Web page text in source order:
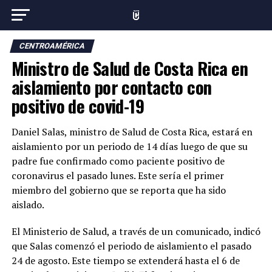
CENTROAMÉRICA
Ministro de Salud de Costa Rica en
aislamiento por contacto con
positivo de covid-19
Daniel Salas, ministro de Salud de Costa Rica, estará en
aislamiento por un periodo de 14 días luego de que su
padre fue confirmado como paciente positivo de
coronavirus el pasado lunes. Este sería el primer
miembro del gobierno que se reporta que ha sido
aislado.
El Ministerio de Salud, a través de un comunicado, indicó
que Salas comenzó el periodo de aislamiento el pasado
24 de agosto. Este tiempo se extenderá hasta el 6 de